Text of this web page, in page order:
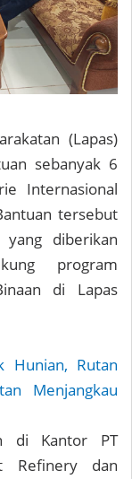
(Lapas)
sebanyak 6
Internasional
tersebut
yang diberikan
program
di Lapas
Hunian, Rutan
Menjangkau
di Kantor PT
Refinery dan